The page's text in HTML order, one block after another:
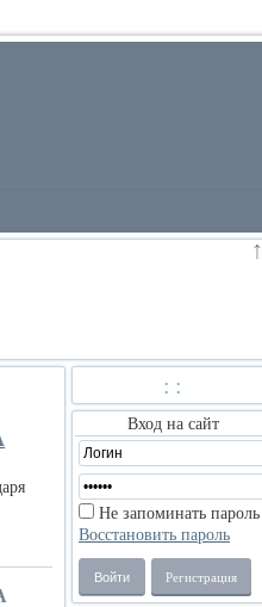
: :
Вход на сайт
Не запоминать пароль
Восстановить пароль
Войти Регистрация